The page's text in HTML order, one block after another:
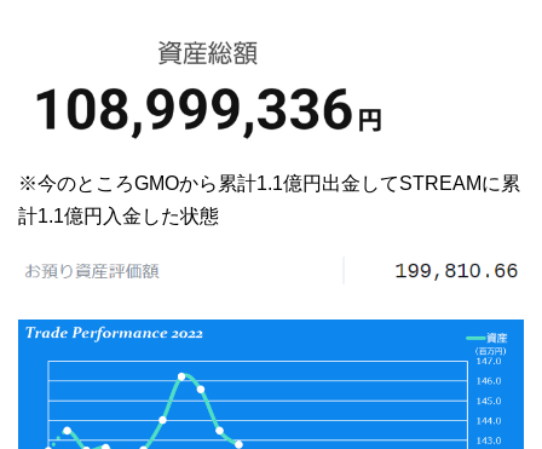
※今のところGMOから累計1.1億円出金してSTREAMに累
計1.1億円入金した状態